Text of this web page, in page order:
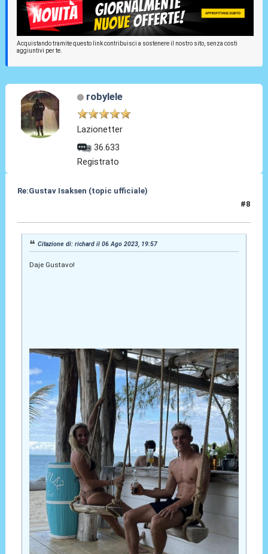
Acquistando tramite questo link contribuisci a sostenere il nostro sito, senza costi
aggiuntivi per te.
robylele
Lazionetter
36.633
Registrato
Re:Gustav Isaksen (topic ufficiale)
#8
Citazione di: richard il 06 Ago 2023, 19:57
Daje Gustavo!